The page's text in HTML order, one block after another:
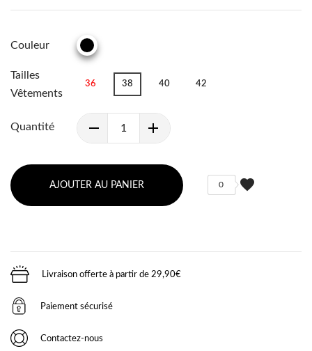
Couleur NOIR
Tailles
Vêtements
36 38 40 42
Quantité
AJOUTER AU PANIER favorite
0
Livraison offerte à partir de 29,90€
Paiement sécurisé
Contactez-nous